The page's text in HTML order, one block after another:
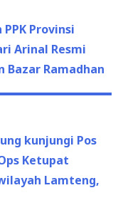
Provinsi
Arinal Resmi
Bazar Ramadhan
kunjungi Pos
Ketupat
Lamteng,